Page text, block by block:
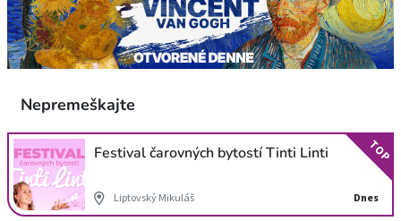
Nepremeškajte
Festival čarovných bytostí Tinti Linti
Liptovský Mikuláš Dnes
TOP